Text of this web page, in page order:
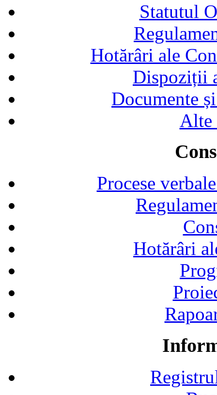
Statutul
Hotărâri ale
Dispoziții
Documente
Alte
Procese
Hotărâri